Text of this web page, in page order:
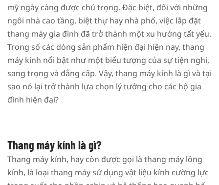
mỹ ngày càng được chú trọng. Đặc biệt, đối với những
ngôi nhà cao tầng, biệt thự hay nhà phố, việc lắp đặt
thang máy gia đình đã trở thành một xu hướng tất yếu.
Trong số các dòng sản phẩm hiện đại hiện nay, thang
máy kính nổi bật như một biểu tượng của sự tiện nghi,
sang trọng và đẳng cấp. Vậy, thang máy kính là gì và tại
sao nó lại trở thành lựa chọn lý tưởng cho các hộ gia
đình hiện đại?
Thang máy kính là gì?
Thang máy kính, hay còn được gọi là thang máy lồng
kính, là loại thang máy sử dụng vật liệu kính cường lực